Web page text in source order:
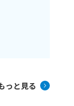
っと見る